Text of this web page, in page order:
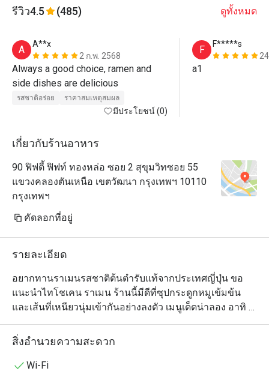
รีวิว4.5 (485) ดูทั้งหมด
A
A**x
2 ก.พ. 2568
Always a good choice, ramen and
side dishes are delicious
รสชาติอร่อย ราคาสมเหตุสมผล
มีประโยชน์ (0)
F
F*****s
a1
เกี่ยวกับร้านอาหาร
90 ฟิฟตี้ ฟิฟท์ ทองหล่อ ซอย 2 สุขุมวิทซอย 55
แขวงคลองตันเหนือ เขตวัฒนา กรุงเทพฯ 10110
กรุงเทพฯ
คัดลอกที่อยู่
รายละเอียด
อยากทานราเมนรสชาติต้นตำรับแท้จากประเทศญี่ปุ่น ขอ
แนะนำไทโชเคน ราเมน ร้านนี้มีดีที่ซุปกระดูกหมูเข้มข้น
และเส้นที่เหนียวนุ่มเข้ากันอย่างลงตัว เมนูเด็ดน่าลอง อาทิ
ราเมนแดงเดือดพิเศษ ราเมนซุปกระดูกหมูและหมูสามชั้น
ต้มซีอิ๊ว สำหรับเมนูชวนชิมอื่นๆ ได้แก่ ข้าวแกงกะหรี่หมูชุบ
และเกี๊ยวซ่า ร้านอยู่ในฟิฟตี้ฟิฟท์ ทองหล่อ ซอย 2
สิ่งอำนวยความสะดวก
Wi-Fi